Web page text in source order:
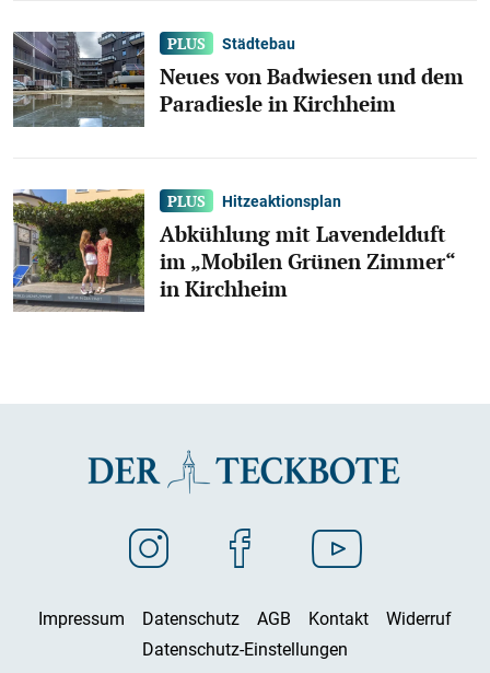
Städtebau
Neues von Badwiesen und dem
Paradiesle in Kirchheim
Hitzeaktionsplan
Abkühlung mit Lavendelduft
im „Mobilen Grünen Zimmer“
in Kirchheim
Impressum Datenschutz AGB Kontakt
Widerruf
Datenschutz-Einstellungen